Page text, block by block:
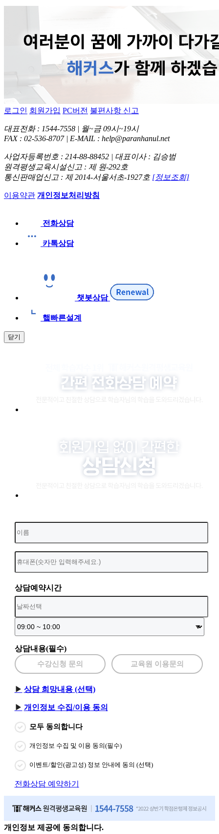
로그인 회원가입 PC버전 불편사항 신고
대표전화 : 1544-7558 | 월~금 09시~19시
FAX : 02-536-8707 | E-MAIL : help@paranhanul.net
사업자등록번호 : 214-88-88452 | 대표이사 : 김승범
원격평생교육시설신고 : 제 원-292호
통신판매업신고 : 제 2014-서울서초-1927호 [정보조회]
이용약관 개인정보처리방침
전화상담
카톡상담
챗봇상담
햌빠른설계
닫기
상담예약시간
상담내용(필수)
수강신청 문의 교육원 이용문의
상담 희망내용 (선택)
개인정보 수집/이용 동의
모두 동의합니다
개인정보 수집 및 이용 동의(필수)
이벤트/할인(광고성) 정보 안내에 동의 (선택)
전화상담 예약하기
개인정보 제공에 동의합니다.